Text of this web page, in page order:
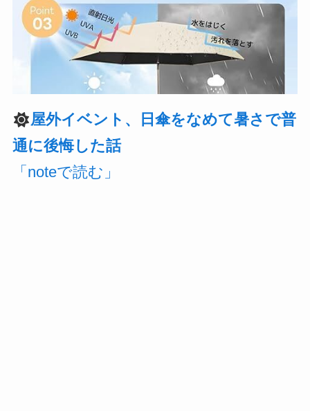
屋外イベント、日傘をなめて暑さで普
通に後悔した話
「noteで読む」